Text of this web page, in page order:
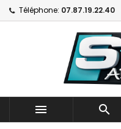
Téléphone: 07.87.19.22.40
 